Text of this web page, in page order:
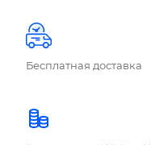
Бесплатная доставка